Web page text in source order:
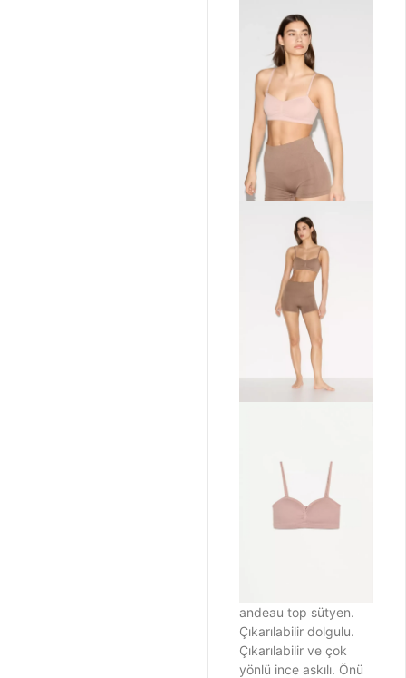
andeau top sütyen.
Çıkarılabilir dolgulu.
Çıkarılabilir ve çok
yönlü ince askılı. Önü